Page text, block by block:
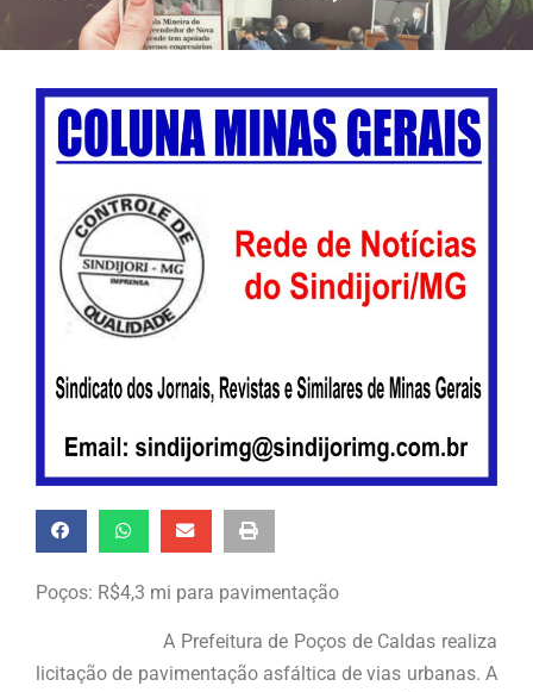
Poços: R$4,3 mi para pavimentação
A Prefeitura de Poços de Caldas realiza
licitação de pavimentação asfáltica de vias urbanas. A